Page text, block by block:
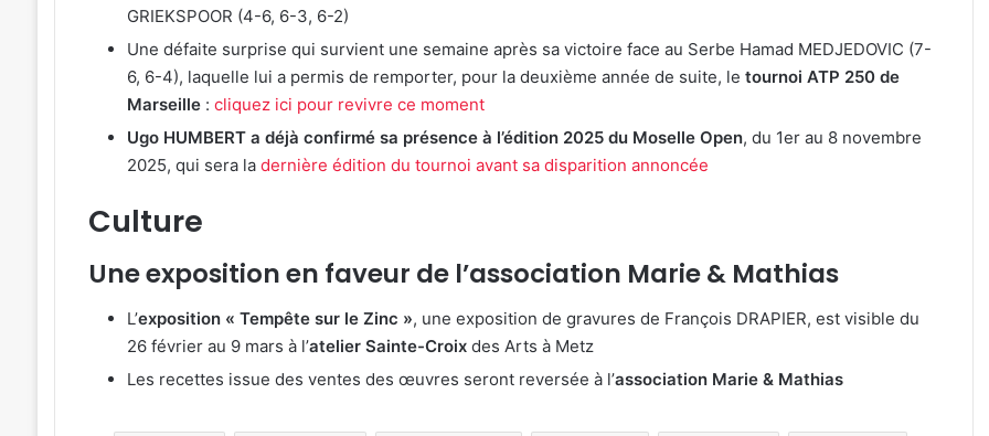
GRIEKSPOOR (4-6, 6-3, 6-2)
Une défaite surprise qui survient une semaine après sa victoire face au Serbe Hamad MEDJEDOVIC (7-
6, 6-4), laquelle lui a permis de remporter, pour la deuxième année de suite, le tournoi ATP 250 de
Marseille: cliquez ici pour revivre ce moment
Ugo HUMBERT a déjà confirmé sa présence à l’édition 2025 du Moselle Open, du 1er au 8 novembre
2025, qui sera la dernière édition du tournoi avant sa disparition annoncée
Culture
Une exposition en faveur de l’association Marie & Mathias
L’exposition « Tempête sur le Zinc », une exposition de gravures de François DRAPIER, est visible du
26 février au 9 mars à l’atelier Sainte-Croix des Arts à Metz
Les recettes issue des ventes des œuvres seront reversée à l’association Marie & Mathias